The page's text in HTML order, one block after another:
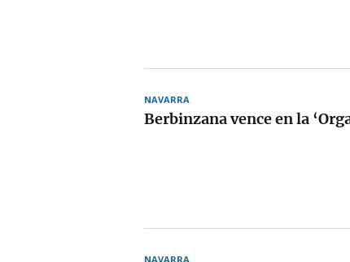
NAVARRA
Berbinzana vence en la
NAVARRA